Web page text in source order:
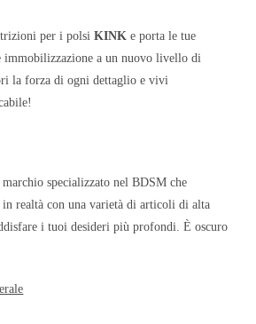
per i polsiKINK e porta le tue
immobilizzazione a un nuovo livello di
la forza di ogni dettaglio e vivi
marchio specializzato nel BDSM che
in realtà con una varietà di articoli di alta
i tuoi desideri più profondi. È oscuro